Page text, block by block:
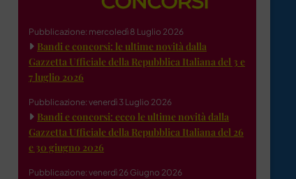
Pubblicazione: mercoledì 8 Luglio 2026
Bandi e concorsi: le ultime novità dalla
Gazzetta Ufficiale della Repubblica Italiana del 3 e
7 luglio 2026
Pubblicazione: venerdì 3 Luglio 2026
Bandi e concorsi: ecco le ultime novità dalla
Gazzetta Ufficiale della Repubblica Italiana del 26
e 30 giugno 2026
Pubblicazione: venerdì 26 Giugno 2026